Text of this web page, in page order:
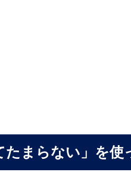
たまらない」を使